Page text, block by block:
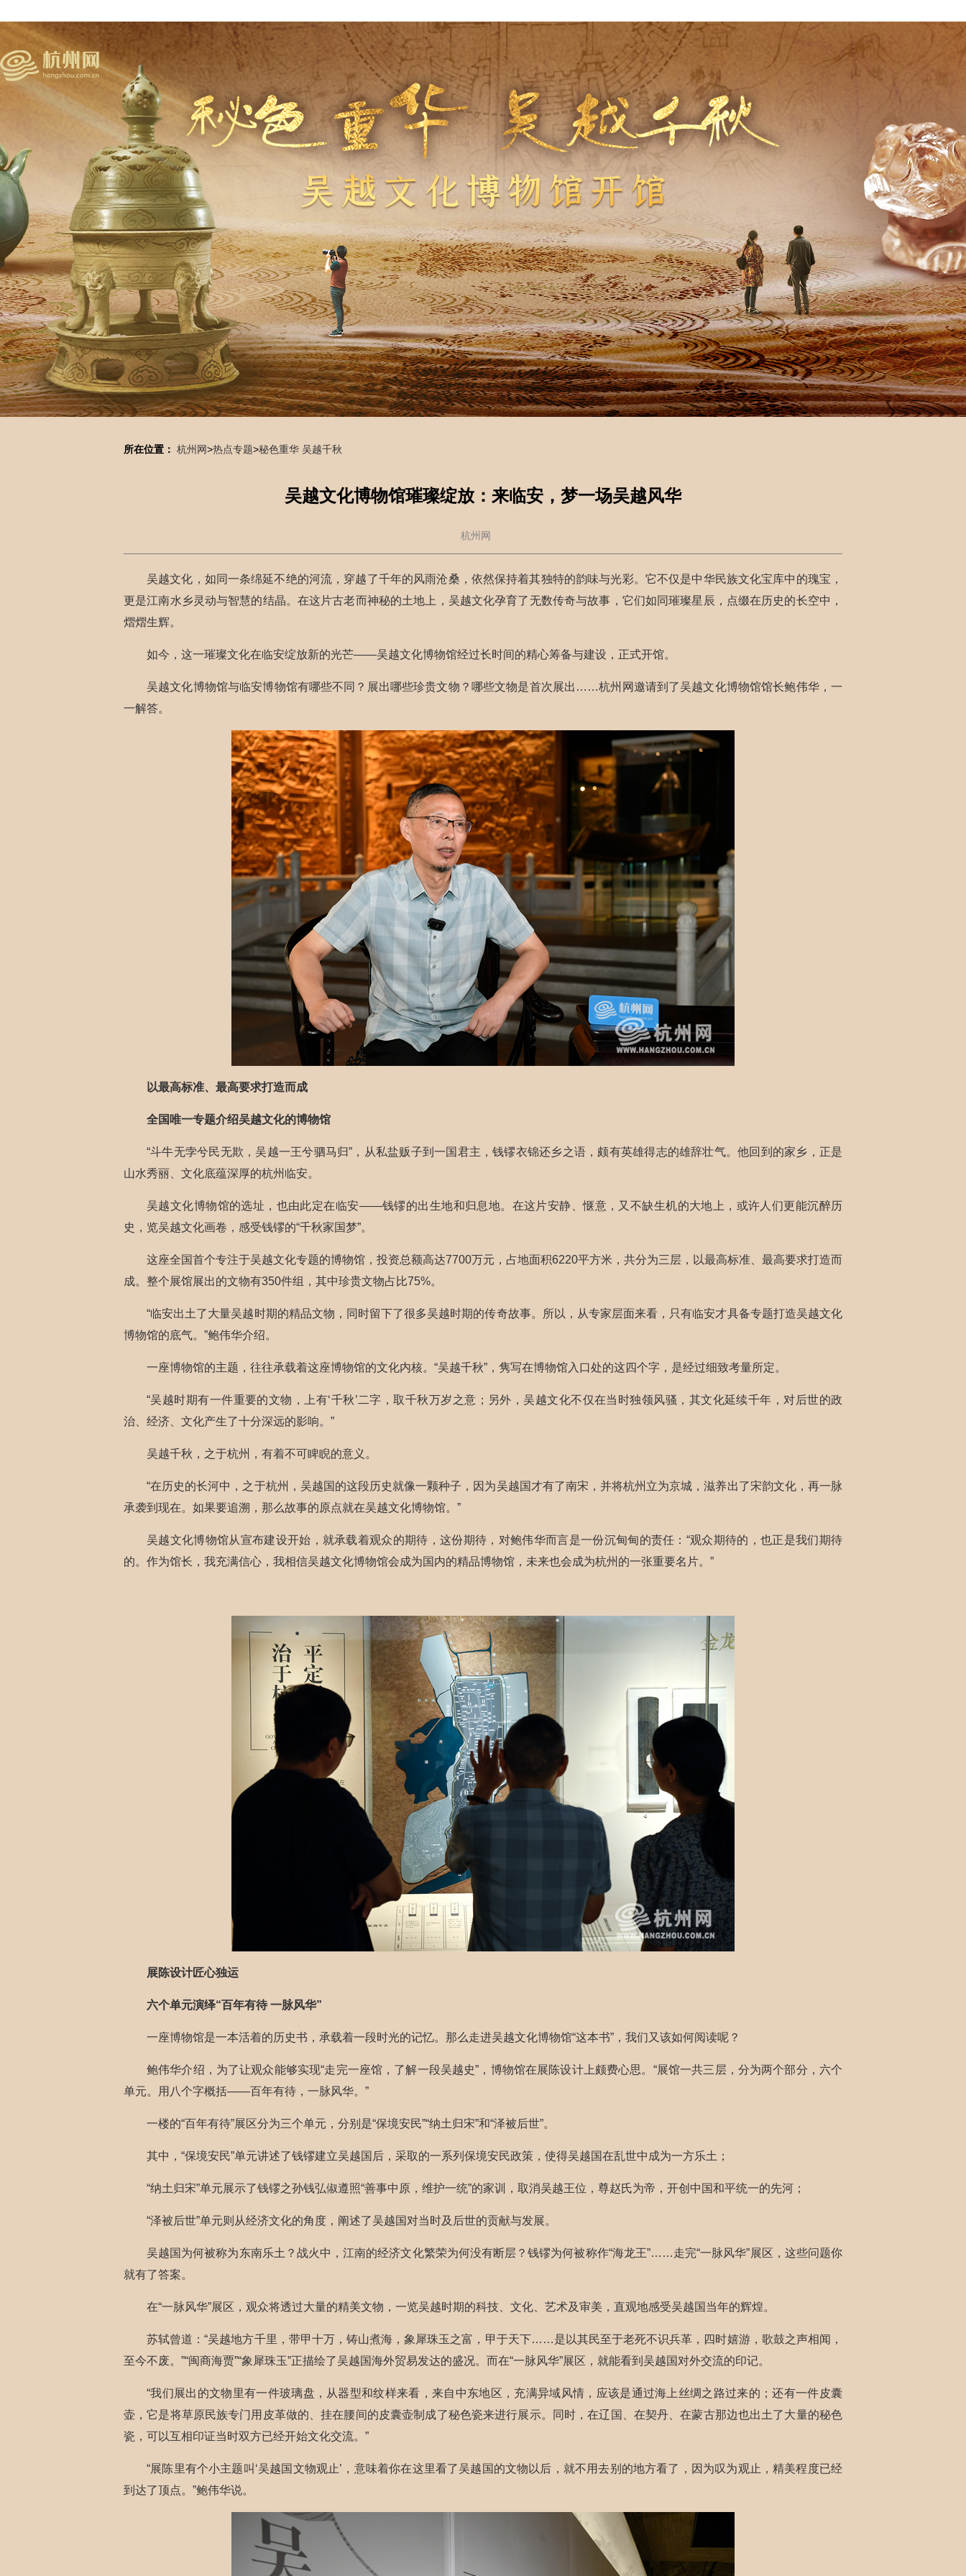
所在位置： 杭州网>热点专题>秘色重华 吴越千秋
吴越文化博物馆璀璨绽放：来临安，梦一场吴越风华
杭州网
吴越文化，如同一条绵延不绝的河流，穿越了千年的风雨沧桑，依然保持着其独特的韵味与光彩。它不仅是中华民族文化宝库中的瑰宝，
更是江南水乡灵动与智慧的结晶。在这片古老而神秘的土地上，吴越文化孕育了无数传奇与故事，它们如同璀璨星辰，点缀在历史的长空中，
熠熠生辉。
如今，这一璀璨文化在临安绽放新的光芒——吴越文化博物馆经过长时间的精心筹备与建设，正式开馆。
吴越文化博物馆与临安博物馆有哪些不同？展出哪些珍贵文物？哪些文物是首次展出……杭州网邀请到了吴越文化博物馆馆长鲍伟华，一
一解答。
以最高标准、最高要求打造而成
全国唯一专题介绍吴越文化的博物馆
“斗牛无孛兮民无欺，吴越一王兮驷马归”，从私盐贩子到一国君主，钱镠衣锦还乡之语，颇有英雄得志的雄辞壮气。他回到的家乡，正是
山水秀丽、文化底蕴深厚的杭州临安。
吴越文化博物馆的选址，也由此定在临安——钱镠的出生地和归息地。在这片安静、惬意，又不缺生机的大地上，或许人们更能沉醉历
史，览吴越文化画卷，感受钱镠的“千秋家国梦”。
这座全国首个专注于吴越文化专题的博物馆，投资总额高达7700万元，占地面积6220平方米，共分为三层，以最高标准、最高要求打造而
成。整个展馆展出的文物有350件组，其中珍贵文物占比75%。
“临安出土了大量吴越时期的精品文物，同时留下了很多吴越时期的传奇故事。所以，从专家层面来看，只有临安才具备专题打造吴越文化
博物馆的底气。”鲍伟华介绍。
一座博物馆的主题，往往承载着这座博物馆的文化内核。“吴越千秋”，隽写在博物馆入口处的这四个字，是经过细致考量所定。
“吴越时期有一件重要的文物，上有‘千秋’二字，取千秋万岁之意；另外，吴越文化不仅在当时独领风骚，其文化延续千年，对后世的政
治、经济、文化产生了十分深远的影响。”
吴越千秋，之于杭州，有着不可睥睨的意义。
“在历史的长河中，之于杭州，吴越国的这段历史就像一颗种子，因为吴越国才有了南宋，并将杭州立为京城，滋养出了宋韵文化，再一脉
承袭到现在。如果要追溯，那么故事的原点就在吴越文化博物馆。”
吴越文化博物馆从宣布建设开始，就承载着观众的期待，这份期待，对鲍伟华而言是一份沉甸甸的责任：“观众期待的，也正是我们期待
的。作为馆长，我充满信心，我相信吴越文化博物馆会成为国内的精品博物馆，未来也会成为杭州的一张重要名片。”
展陈设计匠心独运
六个单元演绎“百年有待 一脉风华”
一座博物馆是一本活着的历史书，承载着一段时光的记忆。那么走进吴越文化博物馆“这本书”，我们又该如何阅读呢？
鲍伟华介绍，为了让观众能够实现“走完一座馆，了解一段吴越史”，博物馆在展陈设计上颇费心思。“展馆一共三层，分为两个部分，六个
单元。用八个字概括——百年有待，一脉风华。”
一楼的“百年有待”展区分为三个单元，分别是“保境安民”“纳土归宋”和“泽被后世”。
其中，“保境安民”单元讲述了钱镠建立吴越国后，采取的一系列保境安民政策，使得吴越国在乱世中成为一方乐土；
“纳土归宋”单元展示了钱镠之孙钱弘俶遵照“善事中原，维护一统”的家训，取消吴越王位，尊赵氏为帝，开创中国和平统一的先河；
“泽被后世”单元则从经济文化的角度，阐述了吴越国对当时及后世的贡献与发展。
吴越国为何被称为东南乐土？战火中，江南的经济文化繁荣为何没有断层？钱镠为何被称作“海龙王”……走完“一脉风华”展区，这些问题你
就有了答案。
在“一脉风华”展区，观众将透过大量的精美文物，一览吴越时期的科技、文化、艺术及审美，直观地感受吴越国当年的辉煌。
苏轼曾道：“吴越地方千里，带甲十万，铸山煮海，象犀珠玉之富，甲于天下……是以其民至于老死不识兵革，四时嬉游，歌鼓之声相闻，
至今不废。”“闽商海贾”“象犀珠玉”正描绘了吴越国海外贸易发达的盛况。而在“一脉风华”展区，就能看到吴越国对外交流的印记。
“我们展出的文物里有一件玻璃盘，从器型和纹样来看，来自中东地区，充满异域风情，应该是通过海上丝绸之路过来的；还有一件皮囊
壶，它是将草原民族专门用皮革做的、挂在腰间的皮囊壶制成了秘色瓷来进行展示。同时，在辽国、在契丹、在蒙古那边也出土了大量的秘色
瓷，可以互相印证当时双方已经开始文化交流。”
“展陈里有个小主题叫‘吴越国文物观止’，意味着你在这里看了吴越国的文物以后，就不用去别的地方看了，因为叹为观止，精美程度已经
到达了顶点。”鲍伟华说。